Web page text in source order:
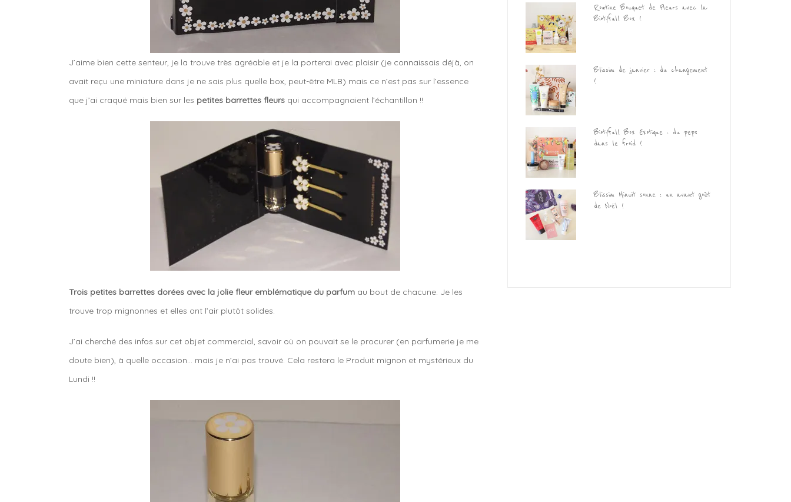
J’aime bien cette senteur, je la trouve très agréable et je la porterai avec plaisir (je connaissais déjà, on
avait reçu une miniature dans je ne sais plus quelle box, peut-être MLB) mais ce n’est pas sur l’essence
que j’ai craqué mais bien sur les petites barrettes fleurs qui accompagnaient l’échantillon !!
Trois petites barrettes dorées avec la jolie fleur emblématique du parfum au bout de chacune. Je les
trouve trop mignonnes et elles ont l’air plutôt solides.
J’ai cherché des infos sur cet objet commercial, savoir où on pouvait se le procurer (en parfumerie je me
doute bien), à quelle occasion… mais je n’ai pas trouvé. Cela restera le Produit mignon et mystérieux du
Lundi !!
Routine Bouquet de Fleurs avec la
Biotyfull Box !
Blissim de janvier : du changement
!
Biotyfull Box Exotique : du peps
dans le froid !
Blissim Minuit sonne : un avant goût
de Noël !